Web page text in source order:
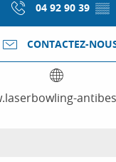
04 92 90 39 ▒▒
CONTACTEZ-